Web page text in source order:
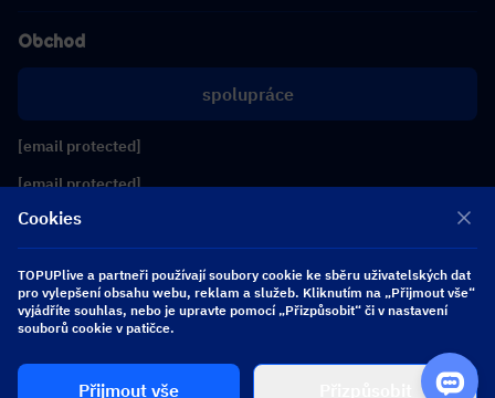
Obchod
spolupráce
[email protected]
[email protected]
Sledujte nás
Copyright 2026 SEA WHALE TECHNOLOGY PTE.LTD. All Rights Reserved.
Cookies
TOPUPlive a partneři používají soubory cookie ke sběru uživatelských dat
pro vylepšení obsahu webu, reklam a služeb. Kliknutím na „Přijmout vše“
vyjádříte souhlas, nebo je upravte pomocí „Přizpůsobit“ či v nastavení
souborů cookie v patičce.
Přijmout vše